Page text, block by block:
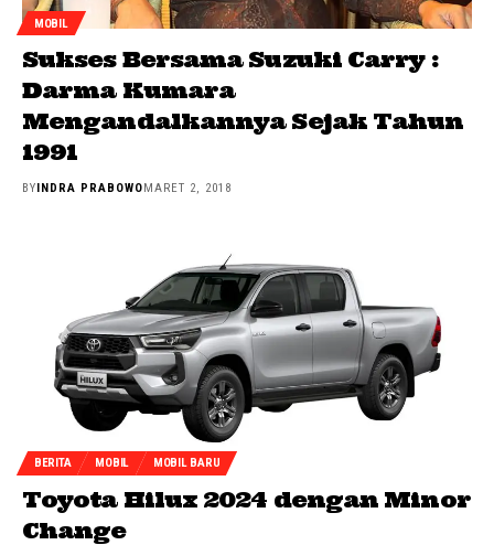
MOBIL
Sukses Bersama Suzuki Carry :
Darma Kumara
Mengandalkannya Sejak Tahun
1991
BY INDRA PRABOWO MARET 2, 2018
BERITA MOBIL MOBIL BARU
Toyota Hilux 2024 dengan Minor
Change